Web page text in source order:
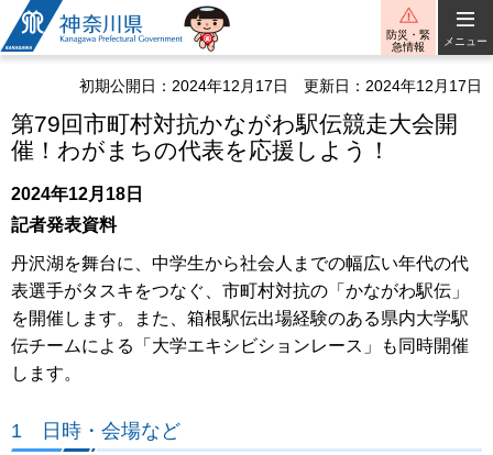
神奈川県
防災・緊
急情報
メニュー
初期公開日：2024年12月17日 更新日：2024年12月17日
第79回市町村対抗かながわ駅伝競走大会開
催！わがまちの代表を応援しよう！
2024年12月18日
記者発表資料
丹沢湖を舞台に、中学生から社会人までの幅広い年代の代
表選手がタスキをつなぐ、市町村対抗の「かながわ駅伝」
を開催します。また、箱根駅伝出場経験のある県内大学駅
伝チームによる「大学エキシビションレース」も同時開催
します。
1 日時・会場など